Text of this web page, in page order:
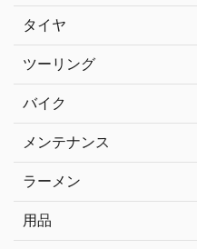
タイヤ
ツーリング
バイク
メンテナンス
ラーメン
用品